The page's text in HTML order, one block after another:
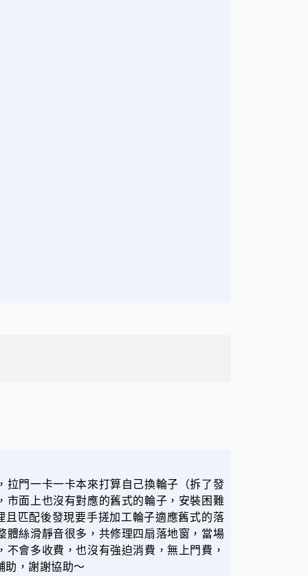
拉門一卡一卡本來打算自己換輪子（拆了發
市面上也沒有對應的舊式的輪子，安裝困難
匹配後發現要手搓加工輪子適應舊式的落
體絲滑靜音很多，共修理四扇落地窗，當場
會多收費，也沒有強迫消費，無上門費，
助，謝謝協助～